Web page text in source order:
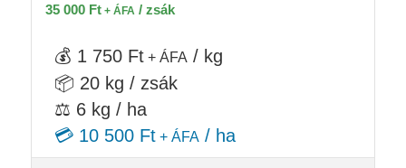
35 000 Ft+ ÁFA / zsák
💰 1 750 Ft+ ÁFA / kg
📦 20 kg / zsák
⚖️ 6 kg / ha
💳 10 500 Ft+ ÁFA/ ha